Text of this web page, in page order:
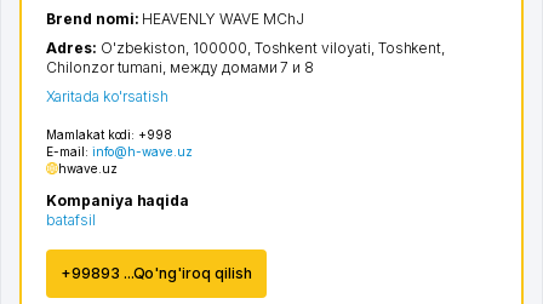
Mamlakat kodi: +998
E-mail: info@h-wave.uz
hwave.uz
Kompaniya haqida
batafsil
+99893 ...Qo'ng'iroq qilish
Brend nomi: HEAVENLY WAVE MChJ
Adres: O'zbekiston, 100000, Toshkent viloyati Toshkent
Chilonzor tumani , между домами 7 и 8
Xaritada ko'rsatish